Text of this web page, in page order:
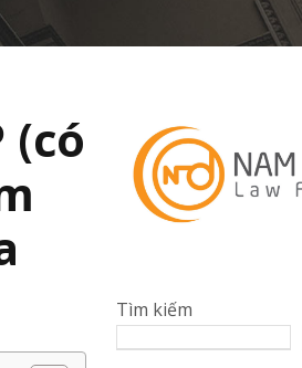
(có
Tìm kiếm